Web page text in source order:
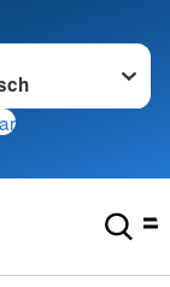
wechseln zu